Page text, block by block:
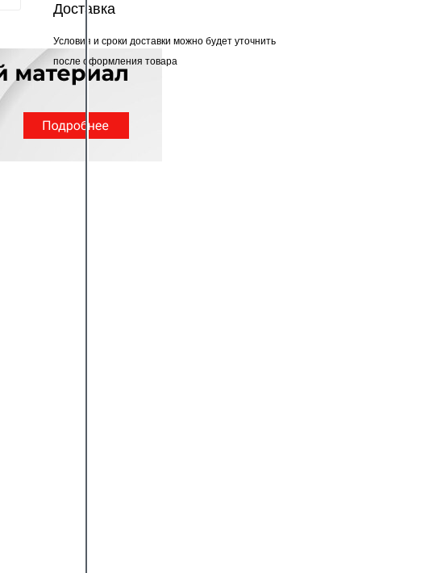
Доставка
Условия и сроки доставки можно будет уточнить
после оформления товара